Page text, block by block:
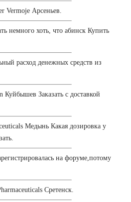
Vermoje Арсеньев.
немного хоть, что абинск Купить
расход денежных средств из
Куйбышев Заказать с доставкой
Медынь Какая дозировка у
на форуме,потому
Сретенск.